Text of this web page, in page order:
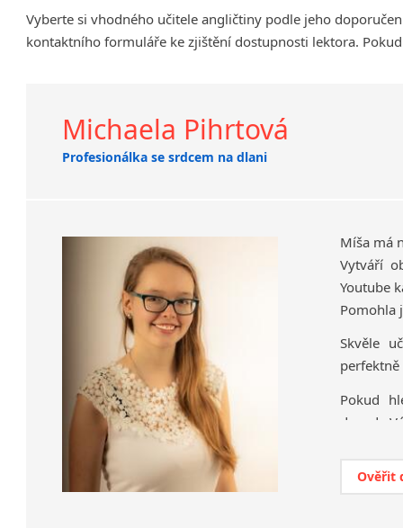
Děčín
Hodonín
Tišnov
Vyberte si vhodného učitele angličtiny podle jeho
kontaktního formuláře ke zjištění dostupnosti lektora.
Michaela Pihrtová
Profesionálka se srdcem na dlani
Míša má
Vytváří
Youtube
Pomohla
Skvěle
Pokud
dovede
Ověřit